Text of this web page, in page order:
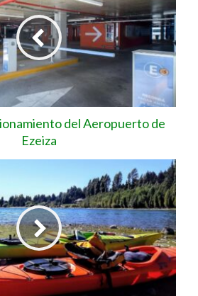
del Aeropuerto de
Ezeiza